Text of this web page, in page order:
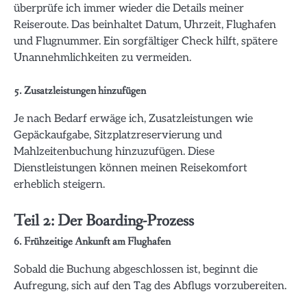
überprüfe ich immer wieder die Details meiner
Reiseroute. Das beinhaltet Datum, Uhrzeit, Flughafen
und Flugnummer. Ein sorgfältiger Check hilft, spätere
Unannehmlichkeiten zu vermeiden.
5. Zusatzleistungen hinzufügen
Je nach Bedarf erwäge ich, Zusatzleistungen wie
Gepäckaufgabe, Sitzplatzreservierung und
Mahlzeitenbuchung hinzuzufügen. Diese
Dienstleistungen können meinen Reisekomfort
erheblich steigern.
Teil 2: Der Boarding-Prozess
6. Frühzeitige Ankunft am Flughafen
Sobald die Buchung abgeschlossen ist, beginnt die
Aufregung, sich auf den Tag des Abflugs vorzubereiten.